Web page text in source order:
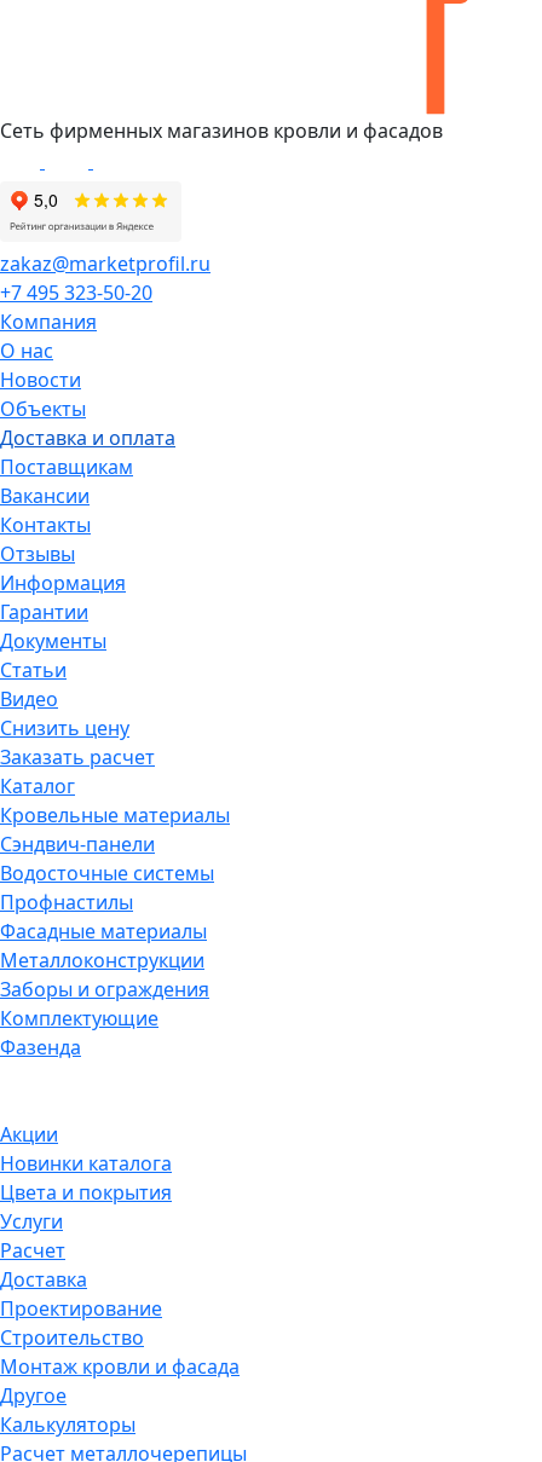
Сеть фирменных магазинов кровли и фасадов
zakaz@marketprofil.ru
+7 495 323-50-20
Компания
О нас
Новости
Объекты
Доставка и оплата
Поставщикам
Вакансии
Контакты
Отзывы
Информация
Гарантии
Документы
Статьи
Видео
Снизить цену
Заказать расчет
Каталог
Кровельные материалы
Сэндвич-панели
Водосточные системы
Профнастилы
Фасадные материалы
Металлоконструкции
Заборы и ограждения
Комплектующие
Фазенда
Акции
Новинки каталога
Цвета и покрытия
Услуги
Расчет
Доставка
Проектирование
Строительство
Монтаж кровли и фасада
Другое
Калькуляторы
Расчет металлочерепицы